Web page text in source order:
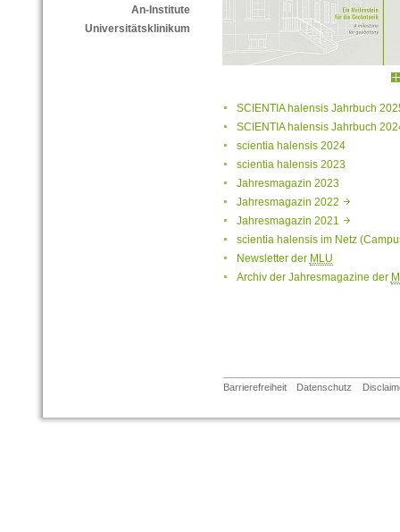
An-Institute
Universitätsklinikum
SCIENTIA halensis Jahrbuch
SCIENTIA halensis Jahrbuch
scientia halensis 2024
scientia halensis 2023
Jahresmagazin 2023
Jahresmagazin 2022
Jahresmagazin 2021
scientia halensis im Netz
Newsletter der MLU
Archiv der Jahresmagazine der
Barrierefreiheit Datenschutz